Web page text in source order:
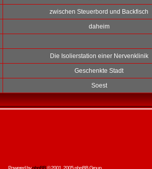
zwischen Steuerbord und Backfisch
daheim
Die Isolierstation einer Nervenklinik
Geschenkte Stadt
Soest
Powered byphpBB© 2001, 2005 phpBB Group